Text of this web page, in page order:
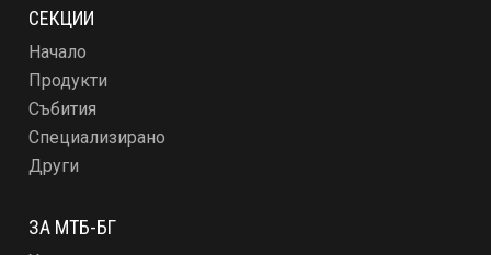
СЕКЦИИ
Начало
Продукти
Събития
Специализирано
Други
ЗА МТБ-БГ